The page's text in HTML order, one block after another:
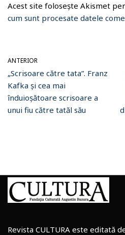
Acest site folosește Akismet
cum sunt procesate datele
ANTERIOR
„Scrisoare către tata”. Franz
Kafka și cea mai
înduioșătoare scrisoare a
unui fiu către tatăl său
Revista CULTURA este editată